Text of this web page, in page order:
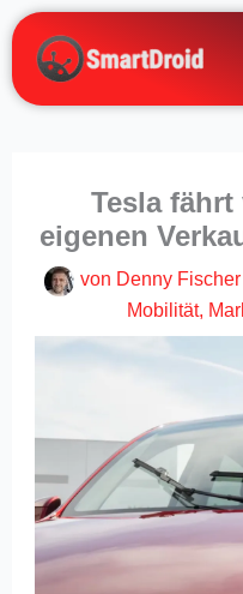
Zum
Inhalt
springen
Tesla
eigenen
von Denny Fischer
Mobilität,